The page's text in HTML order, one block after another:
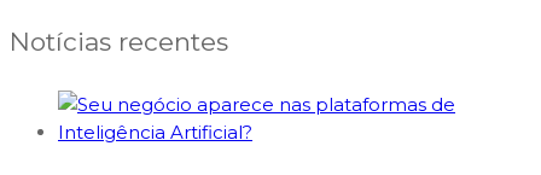
Notícias recentes